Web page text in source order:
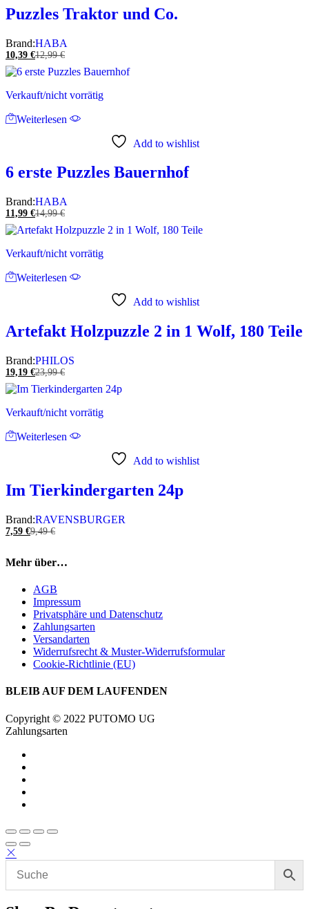
Puzzles Traktor und Co.
Brand:HABA
10,39 €12,99€
Verkauft/nicht vorrätig
Weiterlesen
Add to wishlist
6 erste Puzzles Bauernhof
Brand:HABA
11,99 €14,99€
Verkauft/nicht vorrätig
Weiterlesen
Add to wishlist
Artefakt Holzpuzzle 2 in 1 Wolf, 180 Teile
Brand:PHILOS
19,19 €23,99€
Verkauft/nicht vorrätig
Weiterlesen
Add to wishlist
Im Tierkindergarten 24p
Brand:RAVENSBURGER
7,59 €9,49€
Mehr über…
AGB
Impressum
Privatsphäre und Datenschutz
Zahlungsarten
Versandarten
Widerrufsrecht & Muster-Widerrufsformular
Cookie-Richtlinie (EU)
BLEIB AUF DEM LAUFENDEN
Copyright © 2022 PUTOMO UG
Zahlungsarten